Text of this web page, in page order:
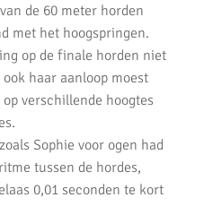
voor competitie finale.
junioren
de 60 meter horden
met het hoogspringen.
op de finale horden niet
haar aanloop moest
verschillende hoogtes
Sophie voor ogen had
tussen de hordes,
0,01 seconden te kort